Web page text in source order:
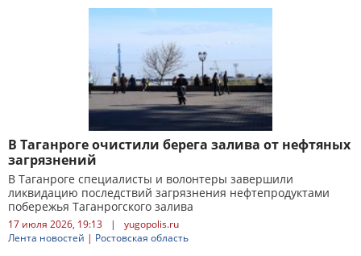
В Таганроге очистили берега залива от нефтяных
загрязнений
В Таганроге специалисты и волонтеры завершили
ликвидацию последствий загрязнения нефтепродуктами
побережья Таганрогского залива
17 июля 2026, 19:13 |
yugopolis.ru
Лента новостей | Ростовская область